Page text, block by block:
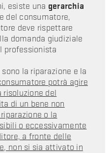
esiste una gerarchia
del consumatore,
deve rispettare
domanda giudiziale
professionista
la riparazione e la
potrà agire
risoluzione del
di un bene non
o la
o eccessivamente
a fronte delle
non si sia attivato in